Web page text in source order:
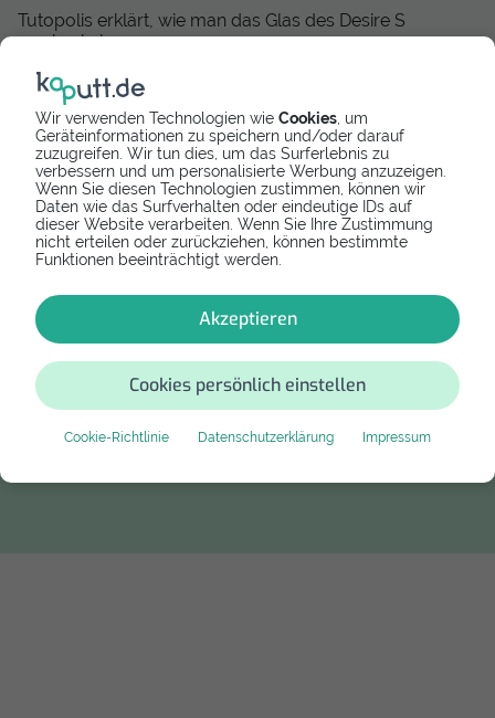
Wir verwenden Technologien wie Cookies , um
Geräteinformationen zu speichern und/oder darauf
zuzugreifen. Wir tun dies, um das Surferlebnis zu
verbessern und um personalisierte Werbung anzuzeigen.
Wenn Sie diesen Technologien zustimmen, können wir
Daten wie das Surfverhalten oder eindeutige IDs auf
dieser Website verarbeiten. Wenn Sie Ihre Zustimmung
nicht erteilen oder zurückziehen, können bestimmte
Funktionen beeinträchtigt werden.
Akzeptieren
Cookies persönlich einstellen
Cookie-Richtlinie Datenschutzerklärung Impressum
Tutopolis erklärt, wie man das Glas des Desire S
wechseln kann
Bewertung
Bewertung schreiben
Falls dir das Tutorial bei der Reparatur geholfen
Nutzern in der Zukunft. Danke!